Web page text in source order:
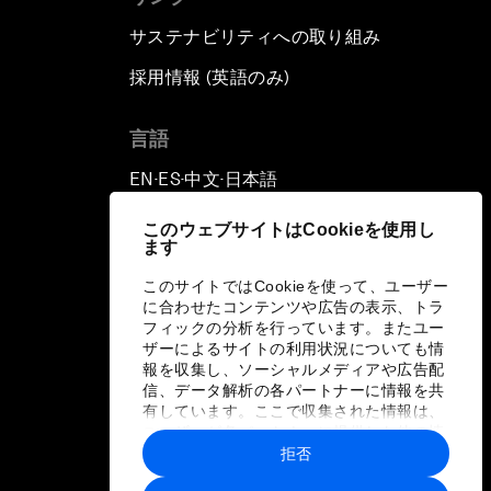
このウェブサイトはCookieを使用し
ます
このサイトではCookieを使って、ユーザー
に合わせたコンテンツや広告の表示、トラ
フィックの分析を行っています。またユー
ザーによるサイトの利用状況についても情
報を収集し、ソーシャルメディアや広告配
信、データ解析の各パートナーに情報を共
有しています。ここで収集された情報は、
ユーザーが各パートナーに提供した他の情
報や各パートナーのサービスを使用した際
に収集された情報と組み合わされ、各パー
拒否
サステナビリティへの取り組み
採用情報 (英語のみ)
言語
EN ▪ES▪中文▪ 日本語